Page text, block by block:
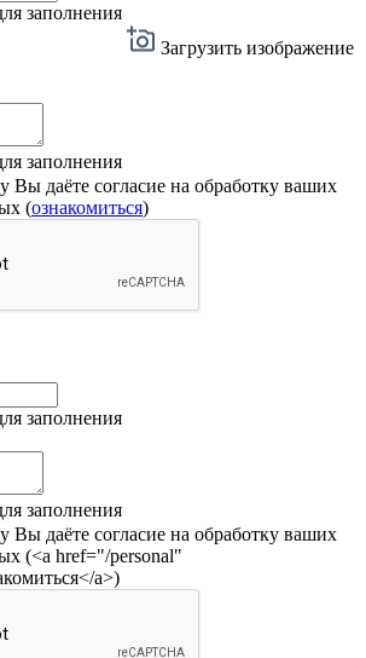
заполнения
Загрузить изображение
заполнения
Вы даёте согласие на обработку ваших
(ознакомиться)
заполнения
заполнения
Вы даёте согласие на обработку ваших
(<a href="/personal"
a>)